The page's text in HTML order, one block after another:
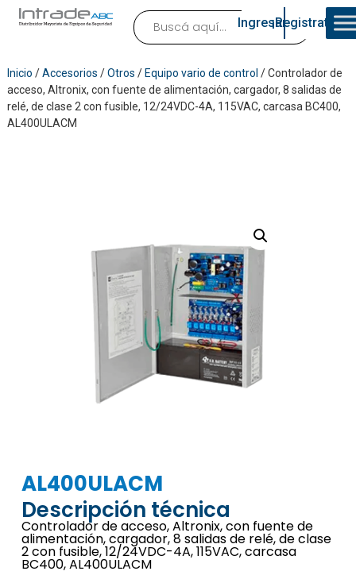
Ingresar¡Registrate!
Inicio /Accesorios /Otros / Equipo vario de control / Controlador de
acceso, Altronix, con fuente de alimentación, cargador, 8 salidas de
relé, de clase 2 con fusible, 12/24VDC-4A, 115VAC, carcasa BC400,
AL400ULACM
AL400ULACM
Descripción técnica
Controlador de acceso, Altronix, con fuente de
alimentación, cargador, 8 salidas de relé, de clase
2 con fusible, 12/24VDC-4A, 115VAC, carcasa
BC400, AL400ULACM